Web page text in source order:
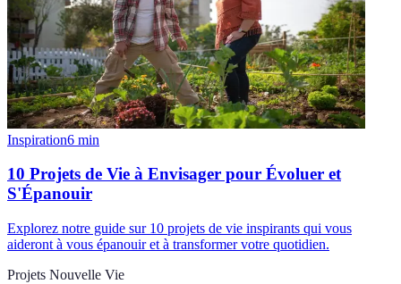
Inspiration6 min
10 Projets de Vie à Envisager pour Évoluer et
S'Épanouir
Explorez notre guide sur 10 projets de vie inspirants qui vous
aideront à vous épanouir et à transformer votre quotidien.
Projets Nouvelle Vie